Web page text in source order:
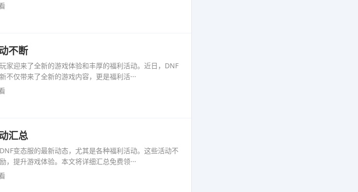
不断
家迎来了全新的游戏体验和丰厚的福利活动。近日，DNF
仅带来了全新的游戏内容，更是福利活···
汇总
变态服的最新动态，尤其是各种福利活动。这些活动不
提升游戏体验。本文将详细汇总免费领···